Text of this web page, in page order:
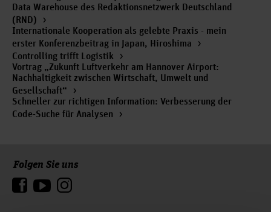
Data Warehouse des Redaktionsnetzwerk Deutschland
(RND)
Internationale Kooperation als gelebte Praxis - mein
erster Konferenzbeitrag in Japan, Hiroshima
Controlling trifft Logistik
Vortrag „Zukunft Luftverkehr am Hannover Airport:
Nachhaltigkeit zwischen Wirtschaft, Umwelt und
Gesellschaft“
Schneller zur richtigen Information: Verbesserung der
Code-Suche für Analysen
Folgen Sie uns